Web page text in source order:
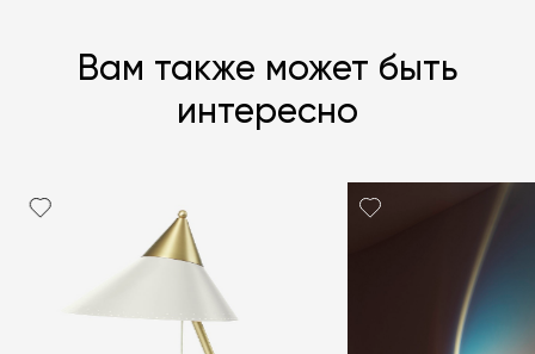
Вам также может быть
интересно